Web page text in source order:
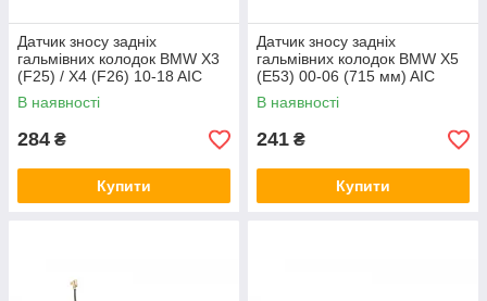
Датчик зносу задніх
гальмівних колодок BMW X3
(F25) / X4 (F26) 10-18 AIC
57354
В наявності
284 ₴
Купити
Датчик зносу задніх
гальмівних колодок BMW X5
(E53) 00-06 (715 мм) AIC
55241
В наявності
241 ₴
Купити